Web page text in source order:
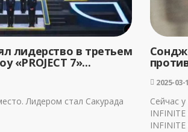
лидерство в третьем
«PROJECT 7»...
Лидером стал Сакурада
2025-03-
Сейчас